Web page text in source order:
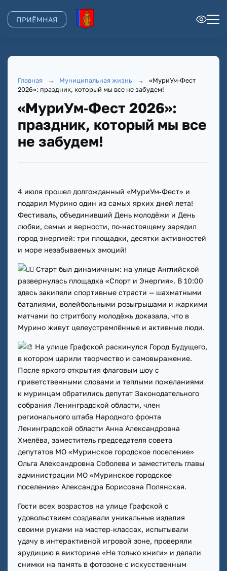
ПРИЁМНАЯ
Главная → Муниципальная жизнь →
«МуриУм‑Фест
2026»: праздник, который мы все не забудем!
«МуриУм‑Фест 2026»:
праздник, который мы все
не забудем!
4 июля прошел долгожданный «МуриУм‑Фест» и
подарил Мурино один из самых ярких дней лета!
Фестиваль, объединивший День молодёжи и День
любви, семьи и верности, по-настоящему зарядил
город энергией: три площадки, десятки активностей
и море незабываемых эмоций!
Старт был динамичным: на улице Английской
развернулась площадка «Спорт и Энергия». В 10:00
здесь закипели спортивные страсти — шахматными
баталиями, волейбольными розыгрышами и жаркими
матчами по стритболу молодёжь доказала, что в
Мурино живут целеустремлённые и активные люди.
На улице Графской раскинулся Город Будущего,
в котором царили творчество и самовыражение.
После яркого открытия флаговым шоу с
приветственными словами и теплыми пожеланиями
к муринцам обратились депутат Законодательного
собрания Ленинградской области, член
регионального штаба Народного фронта
Ленинградской области Анна Александровна
Хмелёва, заместитель председателя совета
депутатов МО «Муринское городское поселение»
Ольга Александровна Соболева и заместитель главы
администрации МО «Муринское городское
поселение» Александра Борисовна Полянская.
Гости всех возрастов на улице Графской с
удовольствием создавали уникальные изделия
своими руками на мастер‑классах, испытывали
удачу в интерактивной игровой зоне, проверяли
эрудицию в викторине «Не только книги» и делали
снимки на память в фотозоне с искусственным